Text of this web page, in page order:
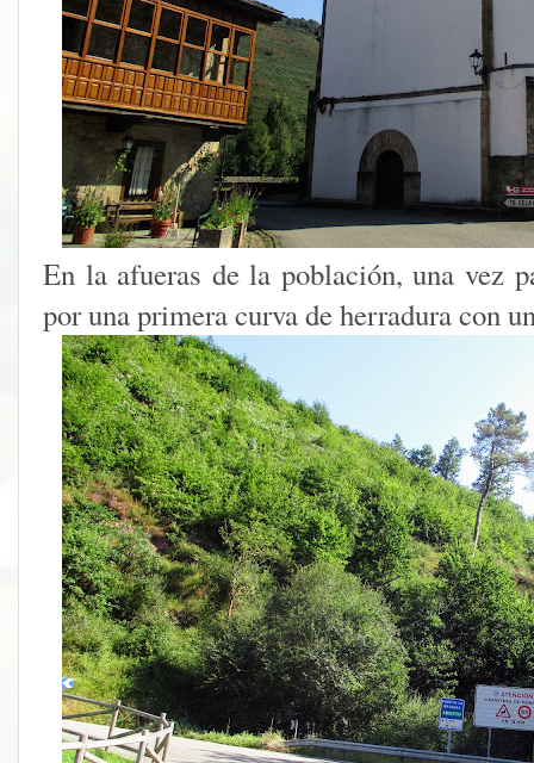
En la afueras de la población, una vez
por una primera curva de herradura con